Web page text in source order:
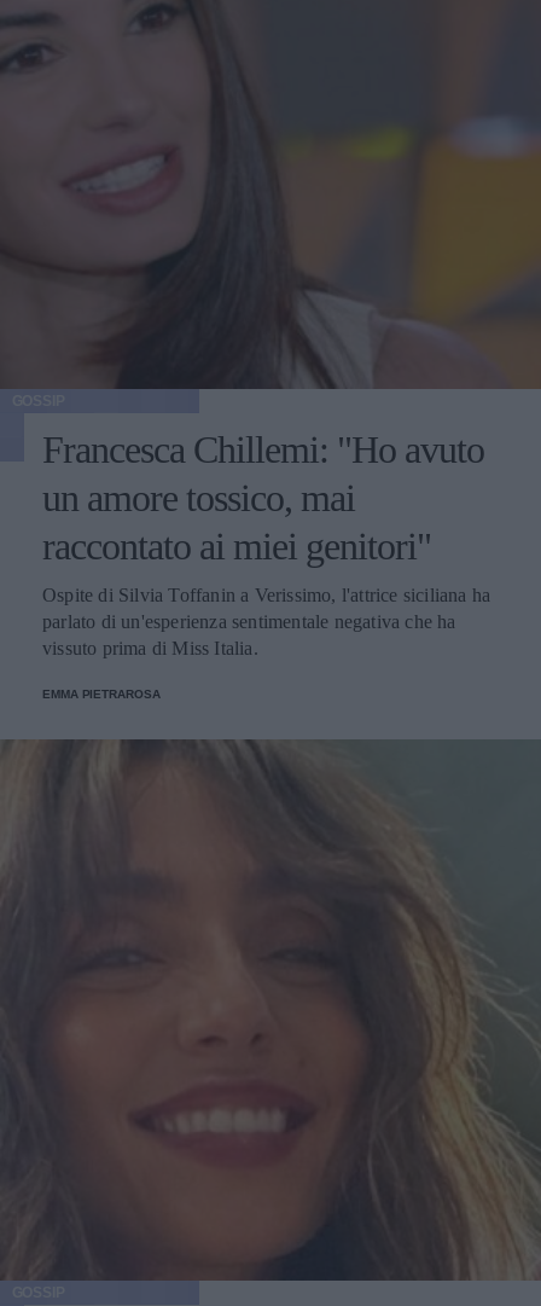
Francesca Chillemi: "Ho avuto
un amore tossico, mai
raccontato ai miei genitori"
Ospite di Silvia Toffanin a Verissimo, l'attrice siciliana ha
parlato di un'esperienza sentimentale negativa che ha
vissuto prima di Miss Italia.
EMMA PIETRAROSA